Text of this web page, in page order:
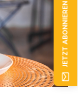
JETZT ABONNIEREN